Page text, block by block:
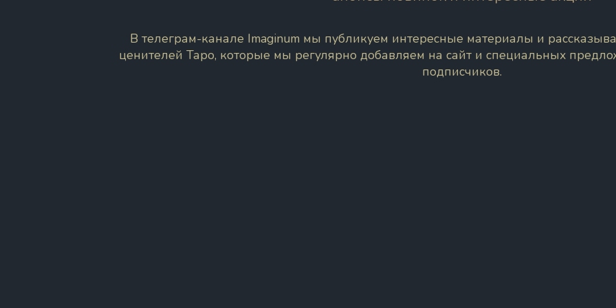
В телеграм-канале Imaginum мы публикуем интересные материалы и
ценителей Таро, которые мы регулярно добавляем на сайт и специальных
подписчиков.